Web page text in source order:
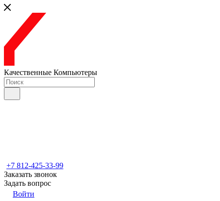
Качественные Компьютеры
+7 812-425-33-99
Заказать звонок
Задать вопрос
Войти